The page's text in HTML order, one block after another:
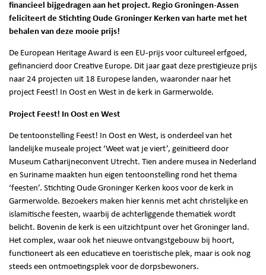
financieel bijgedragen aan het project. Regio Groningen-Assen
feliciteert de Stichting Oude Groninger Kerken van harte met het
behalen van deze mooie prijs!
De European Heritage Award is een EU-prijs voor cultureel erfgoed,
gefinancierd door Creative Europe. Dit jaar gaat deze prestigieuze prijs
naar 24 projecten uit 18 Europese landen, waaronder naar het
project Feest! In Oost en West in de kerk in Garmerwolde.
Project Feest! In Oost en West
De tentoonstelling Feest! In Oost en West, is onderdeel van het
landelijke museale project ‘Weet wat je viert’, geïnitieerd door
Museum Catharijneconvent Utrecht. Tien andere musea in Nederland
en Suriname maakten hun eigen tentoonstelling rond het thema
‘feesten’. Stichting Oude Groninger Kerken koos voor de kerk in
Garmerwolde. Bezoekers maken hier kennis met acht christelijke en
islamitische feesten, waarbij de achterliggende thematiek wordt
belicht. Bovenin de kerk is een uitzichtpunt over het Groninger land.
Het complex, waar ook het nieuwe ontvangstgebouw bij hoort,
functioneert als een educatieve en toeristische plek, maar is ook nog
steeds een ontmoetingsplek voor de dorpsbewoners.